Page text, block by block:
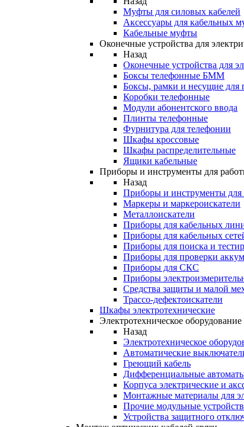
Муфты для силовых кабелей
Аксессуары для кабельных
Кабельные муфты
Оконечные устройства для
Назад
Оконечные устройства для
Боксы телефонные БММ
Боксы, рамки и несущие для
Коробки телефонные
Модули абонентского ввода
Плинты телефонные
Фурнитура для телефонии
Шкафы кроссовые
Шкафы распределительные
Ящики кабельные
Приборы и инструменты для
Назад
Приборы и инструменты для
Маркеры и маркероискатели
Металлоискатели
Приборы для кабельных
Приборы для кабельных
Приборы для поиска и
Приборы для проверки
Приборы для СКС
Приборы
Средства защиты и малой
Трассо-дефектоискатели
Шкафы электротехнические
Электротехническое оборудование
Назад
Электротехническое
Автоматические
Греющий кабель
Дифференциальные
Корпуса электрические и
Монтажные материалы для
Прочие модульные
Устройства защитного